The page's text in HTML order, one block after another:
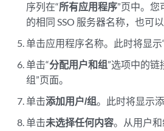
序列在“所有应用程序”页中。您
的相同 SSO 服务器名称，也可
单击应用程序名称。此时将显示“
单击“分配用户和组”选项中的链
组”页面。
单击添加用户/组。此时将显示
单击未选择任何内容。从用户